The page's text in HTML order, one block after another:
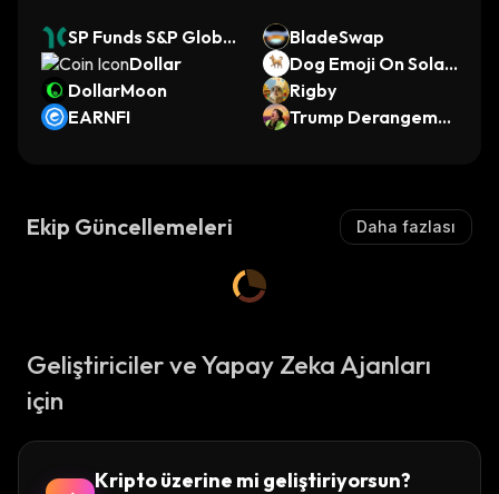
SP Funds S&P Globa
l Technology ETF (D
inari Tokenized ET
F)
BladeSwap
Dollar
Dog Emoji On Solan
a
DollarMoon
Rigby
EARNFI
Trump Derangeme
Ekip Güncellemeleri Daha fazlası
Geliştiriciler ve Yapay Zeka Ajanları
için
Kripto üzerine mi geliştiriyorsun?